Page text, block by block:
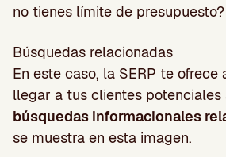
no tienes límite de presupuesto?
Búsquedas relacionadas
En este caso, la SERP te
llegar a tus clientes
búsquedas informacionales
se muestra en esta imagen.